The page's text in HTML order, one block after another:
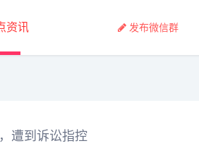
资讯 发布微信群
遭到诉讼指控